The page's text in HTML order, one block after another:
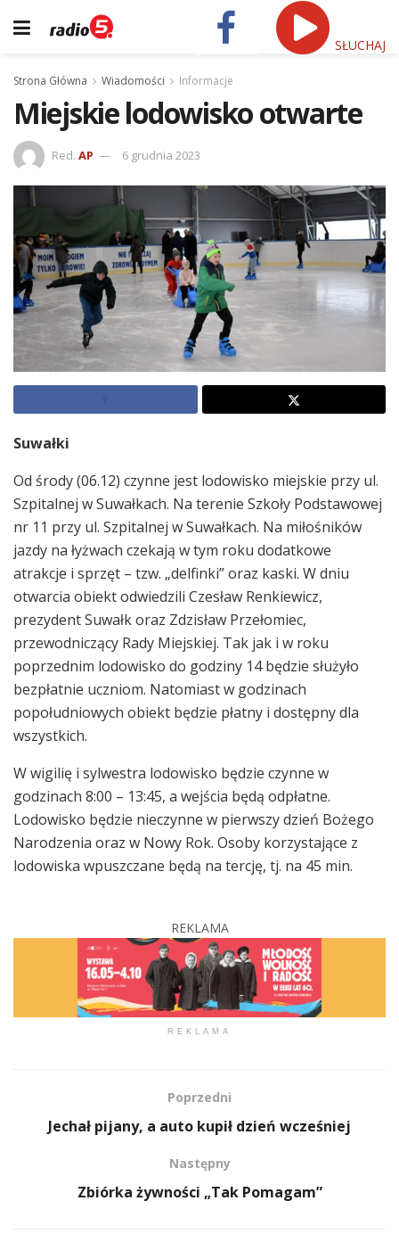
SŁUCHAJ
Strona Główna Wiadomości Informacje
Miejskie lodowisko otwarte
Red. AP 6 grudnia 2023
Suwałki
Od środy (06.12) czynne jest lodowisko miejskie przy ul.
Szpitalnej w Suwałkach. Na terenie Szkoły Podstawowej
nr 11 przy ul. Szpitalnej w Suwałkach. Na miłośników
jazdy na łyżwach czekają w tym roku dodatkowe
atrakcje i sprzęt – tzw. „delfinki” oraz kaski. W dniu
otwarcia obiekt odwiedzili Czesław Renkiewicz,
prezydent Suwałk oraz Zdzisław Przełomiec,
przewodniczący Rady Miejskiej. Tak jak i w roku
poprzednim lodowisko do godziny 14 będzie służyło
bezpłatnie uczniom. Natomiast w godzinach
popołudniowych obiekt będzie płatny i dostępny dla
wszystkich.
W wigilię i sylwestra lodowisko będzie czynne w
godzinach 8:00 – 13:45, a wejścia będą odpłatne.
Lodowisko będzie nieczynne w pierwszy dzień Bożego
Narodzenia oraz w Nowy Rok. Osoby korzystające z
lodowiska wpuszczane będą na tercję, tj. na 45 min.
REKLAMA
REKLAMA
Poprzedni
Jechał pijany, a auto kupił dzień wcześniej
Następny
Zbiórka żywności „Tak Pomagam”